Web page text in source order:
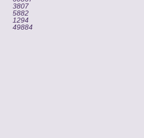
3807
5882
1294
49884